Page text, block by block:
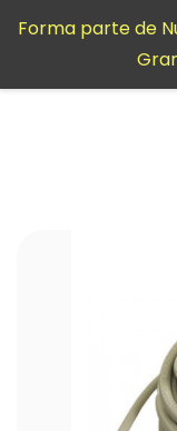
contenido
Forma parte de